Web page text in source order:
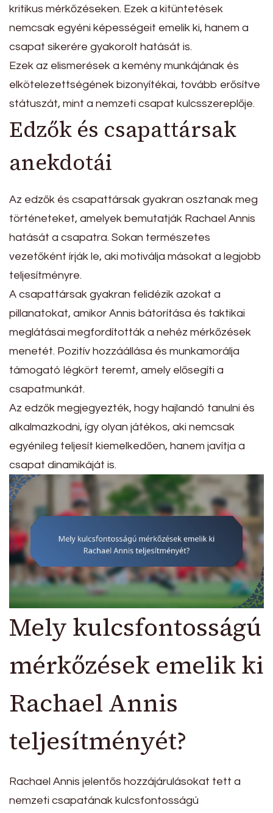
kritikus mérkőzéseken. Ezek a kitüntetések
nemcsak egyéni képességeit emelik ki, hanem a
csapat sikerére gyakorolt hatását is.
Ezek az elismerések a kemény munkájának és
elkötelezettségének bizonyítékai, tovább erősítve
státuszát, mint a nemzeti csapat kulcsszereplője.
Edzők és csapattársak
anekdotái
Az edzők és csapattársak gyakran osztanak meg
történeteket, amelyek bemutatják Rachael Annis
hatását a csapatra. Sokan természetes
vezetőként írják le, aki motiválja másokat a legjobb
teljesítményre.
A csapattársak gyakran felidézik azokat a
pillanatokat, amikor Annis bátorítása és taktikai
meglátásai megfordították a nehéz mérkőzések
menetét. Pozitív hozzáállása és munkamorálja
támogató légkört teremt, amely elősegíti a
csapatmunkát.
Az edzők megjegyezték, hogy hajlandó tanulni és
alkalmazkodni, így olyan játékos, aki nemcsak
egyénileg teljesít kiemelkedően, hanem javítja a
csapat dinamikáját is.
Mely kulcsfontosságú
mérkőzések emelik ki
Rachael Annis
teljesítményét?
Rachael Annis jelentős hozzájárulásokat tett a
nemzeti csapatának kulcsfontosságú